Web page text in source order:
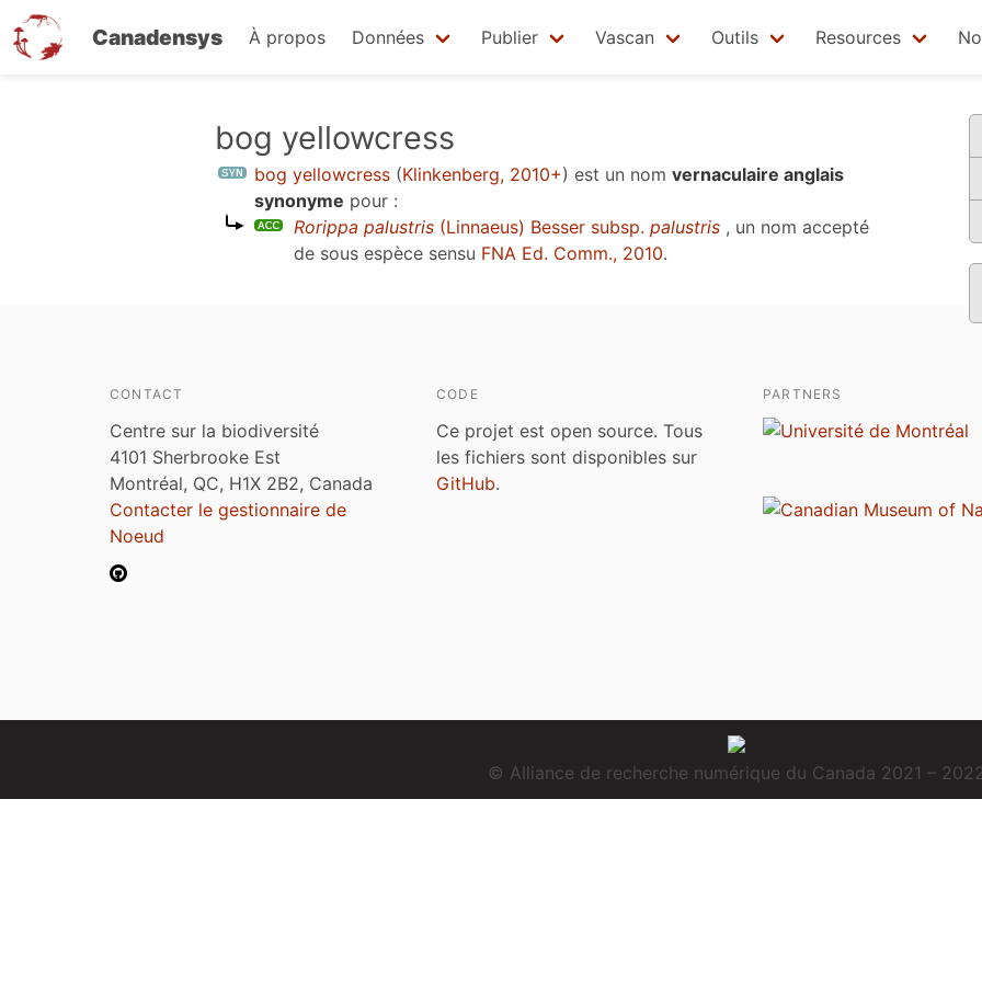
Canadensys À propos Données Publier Vascan Outils Resources
bog yellowcress
bog yellowcress (Klinkenberg, 2010+) est un nom vernaculaire anglais
synonyme pour :
Rorippa palustris (Linnaeus) Besser subsp. palustris , un nom accepté
de sous espèce sensu FNA Ed. Comm., 2010.
CONTACT
Centre sur la biodiversité
4101 Sherbrooke Est
Montréal, QC, H1X 2B2, Canada
Contacter le gestionnaire de
Noeud
CODE
Ce projet est open source. Tous
les fichiers sont disponibles sur
GitHub.
PARTNERS
© Alliance de recherche numérique du Canada 2021 –